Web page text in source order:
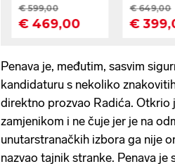
Penava je, međutim, sasvim
kandidaturu s nekoliko
direktno prozvao Radića. Otkrio
zamjenikom i ne čuje jer je na
unutarstranačkih izbora ga nije
nazvao tajnik stranke. Penava